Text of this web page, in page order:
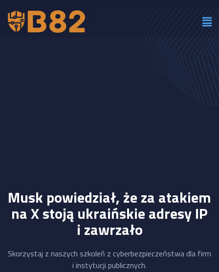
Musk powiedział, że za atakiem
na X stoją ukraińskie adresy IP
i zawrzało
Skorzystaj z naszych szkoleń z cyberbezpieczeństwa dla firm
i instytucji publicznych.